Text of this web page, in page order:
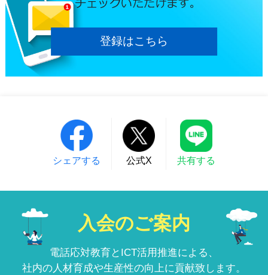
登録はこちら
シェアする 公式X 共有する
入会のご案内
電話応対教育とICT活用推進による、
社内の人材育成や生産性の向上に貢献致します。